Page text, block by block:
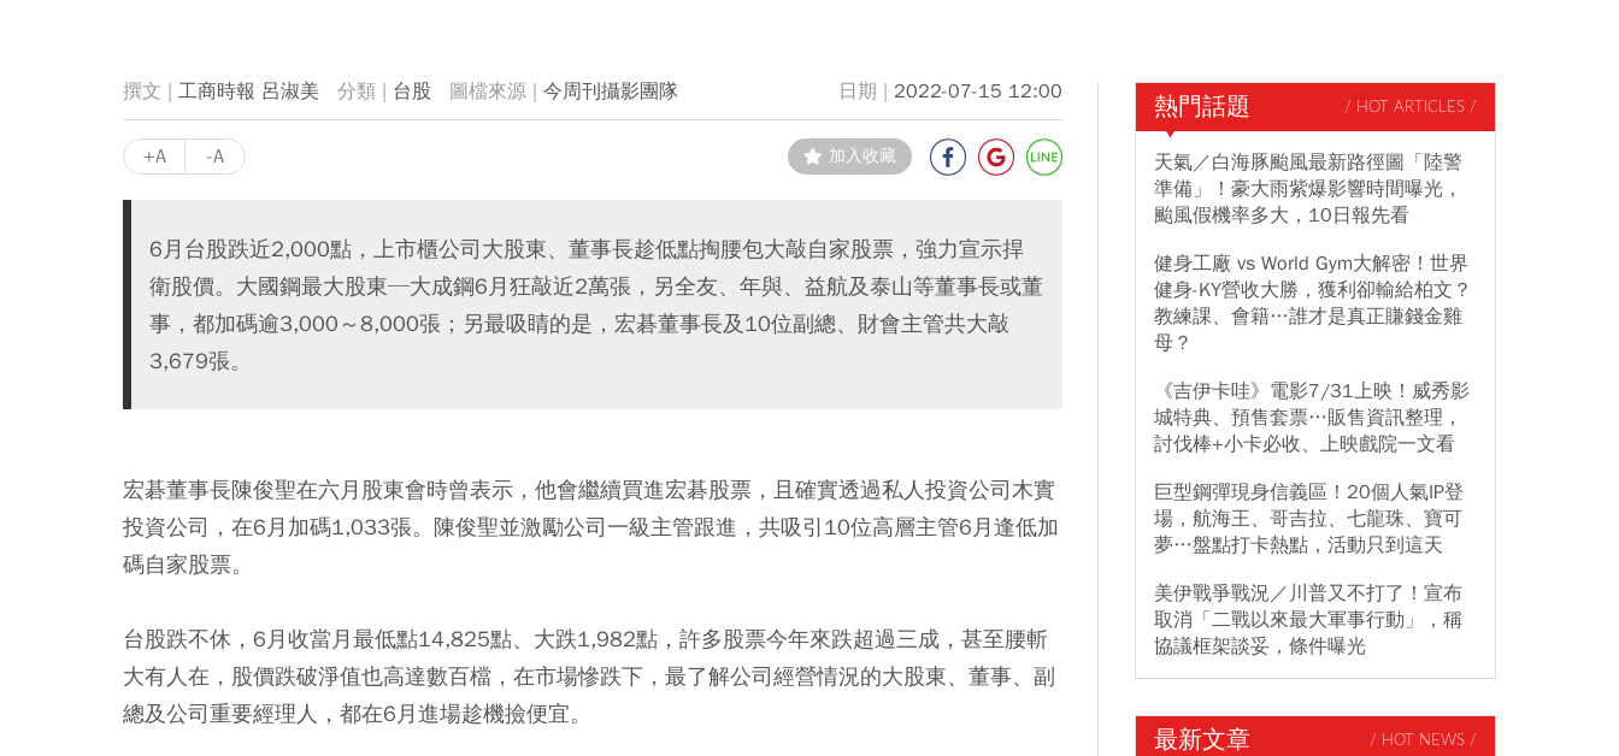
工商時報 呂淑美 台股 今周刊攝影團隊 2022-07-15 12:00
+A -A 加入收藏
6月台股跌近2,000點，上市櫃公司大股東、董事長趁低點掏腰包大敲自家股票，強力宣示捍
衛股價。大國鋼最大股東─大成鋼6月狂敲近2萬張，另全友、年與、益航及泰山等董事長或董
事，都加碼逾3,000～8,000張；另最吸睛的是，宏碁董事長及10位副總、財會主管共大敲
3,679張。
宏碁董事長陳俊聖在六月股東會時曾表示，他會繼續買進宏碁股票，且確實透過私人投資公司木實
投資公司，在6月加碼1,033張。陳俊聖並激勵公司一級主管跟進，共吸引10位高層主管6月逢低加
碼自家股票。
台股跌不休，6月收當月最低點14,825點、大跌1,982點，許多股票今年來跌超過三成，甚至腰斬
大有人在，股價跌破淨值也高達數百檔，在市場慘跌下，最了解公司經營情況的大股東、董事、副
總及公司重要經理人，都在6月進場趁機撿便宜。
熱門話題 / HOT ARTICLES /
天氣／白海豚颱風最新路徑圖「陸警
準備」！豪大雨紫爆影響時間曝光，
颱風假機率多大，10日報先看
健身工廠 vs World Gym大解密！世界
健身-KY營收大勝，獲利卻輸給柏文？
教練課、會籍…誰才是真正賺錢金雞
母？
《吉伊卡哇》電影7/31上映！威秀影
城特典、預售套票…販售資訊整理，
討伐棒+小卡必收、上映戲院一文看
巨型鋼彈現身信義區！20個人氣IP登
場，航海王、哥吉拉、七龍珠、寶可
夢…盤點打卡熱點，活動只到這天
美伊戰爭戰況／川普又不打了！宣布
取消「二戰以來最大軍事行動」，稱
協議框架談妥，條件曝光
最新文章 / HOT NEWS /